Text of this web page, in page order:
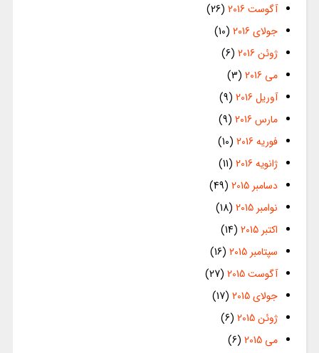
آگوست 2016
(26)
جولای 2016
(10)
ژوئن 2016
(6)
می 2016
(3)
آوریل 2016
(9)
مارس 2016
(9)
فوریه 2016
(10)
ژانویه 2016
(11)
دسامبر 2015
(49)
نوامبر 2015
(18)
اکتبر 2015
(14)
سپتامبر 2015
(16)
آگوست 2015
(27)
جولای 2015
(17)
ژوئن 2015
(6)
می 2015
(6)